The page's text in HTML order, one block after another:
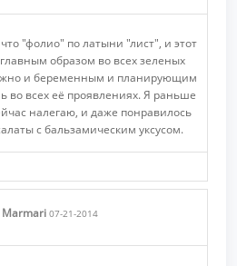
"фолио" по латыни "лист", и этот
образом во всех зеленых
и беременным и планирующим
во всех её проявлениях. Я раньше
налегаю, и даже понравилось
с бальзамическим уксусом.
Marmari 07-21-2014